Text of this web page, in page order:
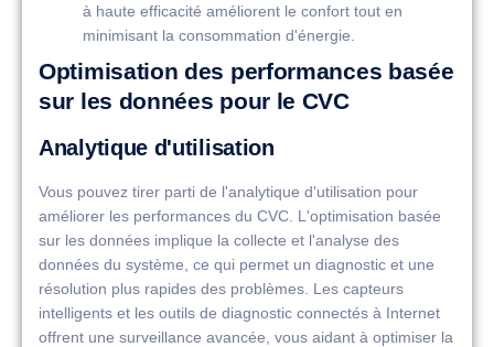
à haute efficacité améliorent le confort tout en
minimisant la consommation d'énergie.
Optimisation des performances basée
sur les données pour le CVC
Analytique d'utilisation
Vous pouvez tirer parti de l'analytique d'utilisation pour
améliorer les performances du CVC. L'optimisation basée
sur les données implique la collecte et l'analyse des
données du système, ce qui permet un diagnostic et une
résolution plus rapides des problèmes. Les capteurs
intelligents et les outils de diagnostic connectés à Internet
offrent une surveillance avancée, vous aidant à optimiser la